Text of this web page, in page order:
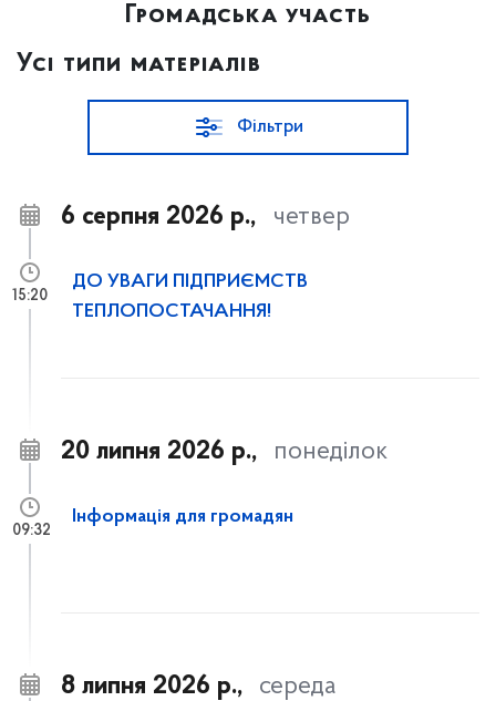
Громадська участь
Усі типи матеріалів
Фільтри
6 серпня 2026 р., четвер
ДО УВАГИ ПІДПРИЄМСТВ
ТЕПЛОПОСТАЧАННЯ!
15:20
20 липня 2026 р., понеділок
Інформація для громадян
09:32
8 липня 2026 р., середа